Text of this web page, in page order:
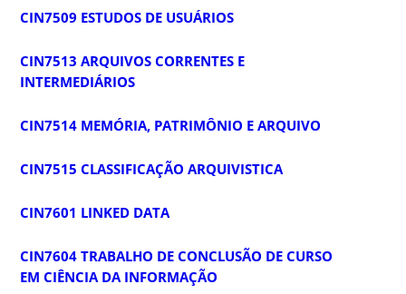
CIN7509 ESTUDOS DE USUÁRIOS
CIN7513 ARQUIVOS CORRENTES E
INTERMEDIÁRIOS
CIN7514 MEMÓRIA, PATRIMÔNIO E ARQUIVO
CIN7515 CLASSIFICAÇÃO ARQUIVISTICA
CIN7601 LINKED DATA
CIN7604 TRABALHO DE CONCLUSÃO DE CURSO
EM CIÊNCIA DA INFORMAÇÃO